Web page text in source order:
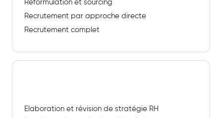
Reformulation et sourcing
Recrutement par approche directe
Recrutement complet
Elaboration et révision de stratégie RH